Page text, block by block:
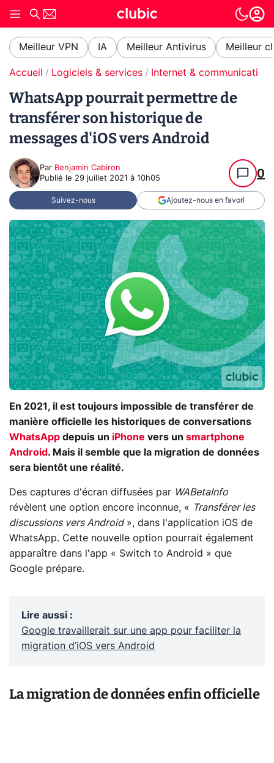
Meilleur VPN IA Meilleur Antivirus Meilleur
Accueil Logiciels & services Internet & communication
WhatsApp pourrait permettre de
transférer son historique de
messages d'iOS vers Android
Par Benjamin Cabiron
Publié le 29 juillet 2021 à 10h05 0
Suivez-nous Ajoutez-nous en favori
En 2021, il est toujours impossible de transférer de
manière officielle les historiques de conversations
WhatsApp depuis un iPhone vers un smartphone
Android . Mais il semble que la migration de données
sera bientôt une réalité.
Des captures d'écran diffusées par WABetaInfo
révèlent une option encore inconnue, « Transférer les
discussions vers Android», dans l'application iOS de
WhatsApp. Cette nouvelle option pourrait également
apparaître dans l'app « Switch to Android » que
Google prépare.
Lire aussi :
Google travaillerait sur une app pour faciliter la
migration d’iOS vers Android
La migration de données enfin officielle